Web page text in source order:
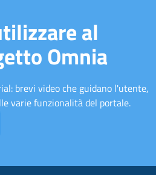
al
Omnia
brevi video che guidano l'utente,
varie funzionalità del portale.